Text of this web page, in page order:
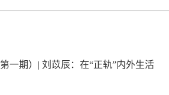
一期）| 刘苡辰：在“正轨”内外生活